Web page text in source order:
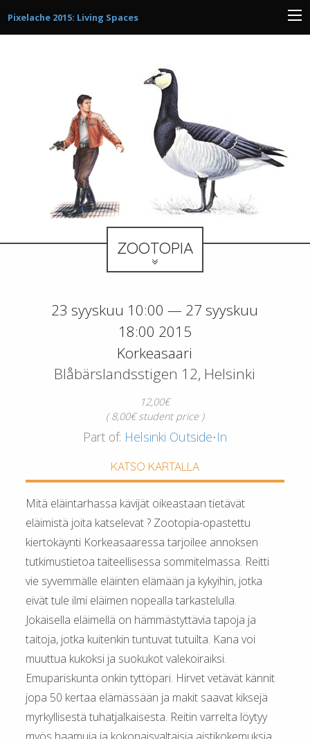
Pixelache 2015: Living Spaces
ZOOTOPIA
23 syyskuu 10:00 — 27 syyskuu
18:00 2015
Korkeasaari
Blåbärslandsstigen 12, Helsinki
12,00€
( 8,00€ student price )
Part of: Helsinki Outside⋅In
KATSO KARTALLA
Mitä eläintarhassa kävijät oikeastaan tietävät
eläimistä joita katselevat ? Zootopia-opastettu
kiertokäynti Korkeasaaressa tarjoilee annoksen
tutkimustietoa taiteellisessa sommitelmassa. Reitti
vie syvemmälle eläinten elämään ja kykyihin, jotka
eivät tule ilmi eläimen nopealla tarkastelulla.
Jokaisella eläimellä on hämmästyttävia tapoja ja
taitoja, jotka kuitenkin tuntuvat tutuilta. Kana voi
muuttua kukoksi ja suokukot valekoiraiksi.
Emupariskunta onkin tyttöpari. Hirvet vetävät kännit
jopa 50 kertaa elämässään ja makit saavat kiksejä
myrkyllisestä tuhatjalkaisesta. Reitin varrelta löytyy